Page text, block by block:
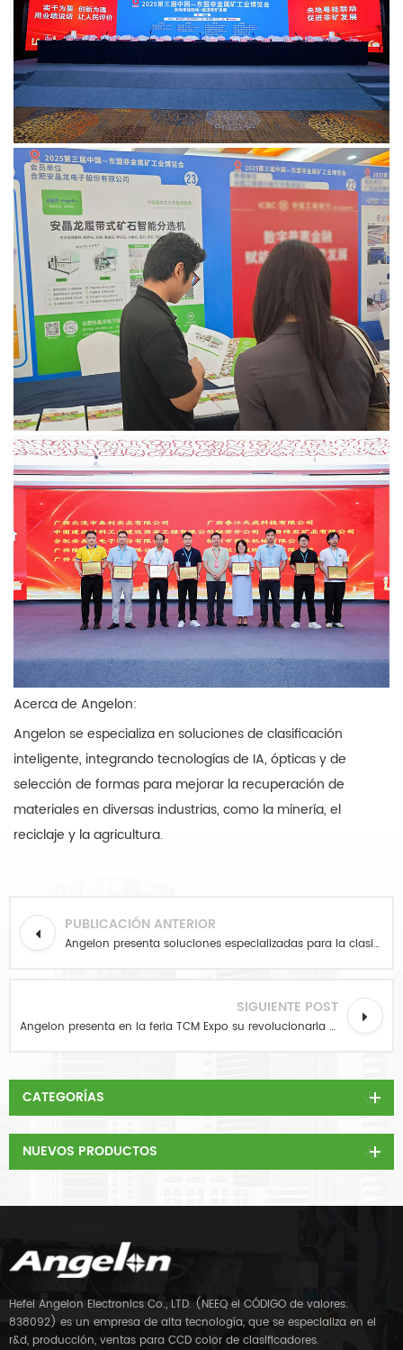
Acerca de Angelon:
Angelon se especializa en soluciones de clasificación
inteligente, integrando tecnologías de IA, ópticas y de
selección de formas para mejorar la recuperación de
materiales en diversas industrias, como la minería, el
reciclaje y la agricultura.
PUBLICACIÓN ANTERIOR
Angelon presenta soluciones especializadas para la clasificación de plásticos en ChinaReplas 2025.
SIGUIENTE POST
Angelon presenta en la feria TCM Expo su revolucionaria clasificadora de la serie T con inteligencia artificial.
CATEGORÍAS
NUEVOS PRODUCTOS
Hefei Angelon Electronics Co., LTD. (NEEQ el CÓDIGO de valores:
838092) es un empresa de alta tecnología, que se especializa en el
r&d, producción, ventas para CCD color de clasificadores.